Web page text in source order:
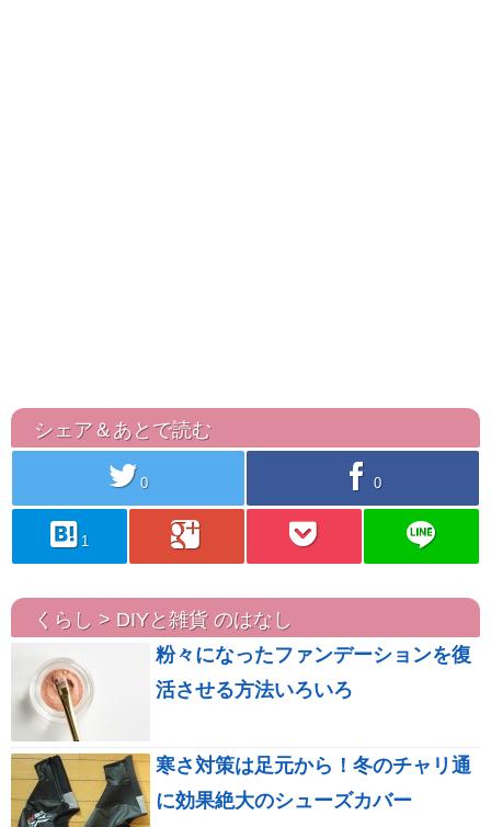
シェア＆あとで読む
twitter 0 facebook 0
hatebu 1 googleplus pocket line
くらし > DIYと雑貨 のはなし
粉々になったファンデーションを復
活させる方法いろいろ
寒さ対策は足元から！冬のチャリ通
に効果絶大のシューズカバー